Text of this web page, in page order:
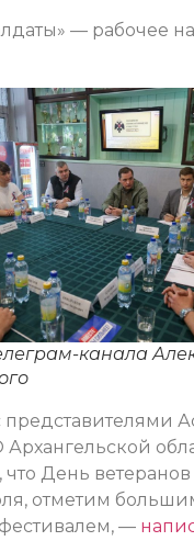
— рабочее
канала
представителями
День
отметим
—